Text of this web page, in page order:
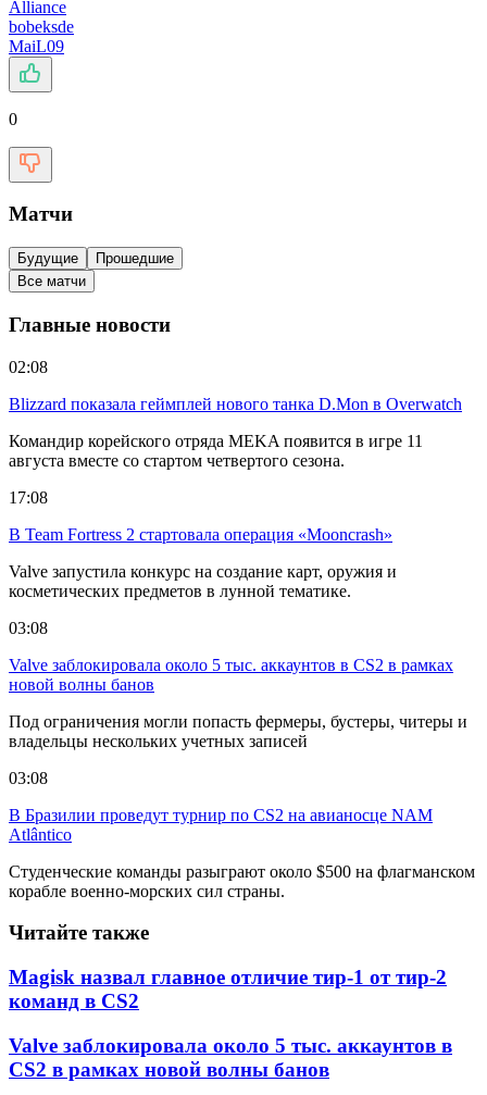
Alliance
bobeksde
MaiL09
0
Матчи
Будущие
Прошедшие
Все матчи
Главные новости
02:08
Blizzard показала геймплей нового танка D.Mon в Overwatch
Командир корейского отряда MEKA появится в игре 11
августа вместе со стартом четвертого сезона.
17:08
В Team Fortress 2 стартовала операция «Mooncrash»
Valve запустила конкурс на создание карт, оружия и
косметических предметов в лунной тематике.
03:08
Valve заблокировала около 5 тыс. аккаунтов в CS2 в рамках
новой волны банов
Под ограничения могли попасть фермеры, бустеры, читеры и
владельцы нескольких учетных записей
03:08
В Бразилии проведут турнир по CS2 на авианосце NAM
Atlântico
Студенческие команды разыграют около $500 на флагманском
корабле военно-морских сил страны.
Читайте также
Magisk назвал главное отличие тир-1 от тир-2
команд в CS2
Valve заблокировала около 5 тыс. аккаунтов в
CS2 в рамках новой волны банов